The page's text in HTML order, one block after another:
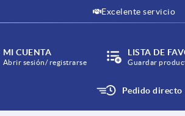
Excelente servicio
MI CUENTA
Abrir sesión/ registrarse
LISTA DE
Guardar
Pedido directo